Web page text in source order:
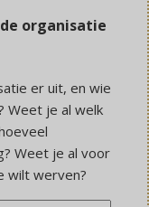
organisatie
er uit, en wie
Weet je al welk
Weet je al voor
wilt werven?